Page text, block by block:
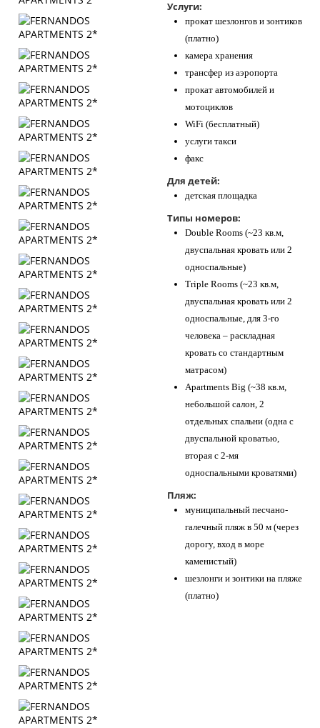
Услуги:
прокат шезлонгов и зонтиков
(платно)
камера хранения
трансфер из аэропорта
прокат автомобилей и
мотоциклов
WiFi (бесплатный)
услуги такси
факс
Для детей:
детская площадка
Типы номеров:
Double Rooms (~23 кв.м,
двуспальная кровать или 2
односпальные)
Triple Rooms (~23 кв.м,
двуспальная кровать или 2
односпальные, для 3-го
человека – раскладная
кровать со стандартным
матрасом)
Apartments Big (~38 кв.м,
небольшой салон, 2
отдельных спальни (одна с
двуспальной кроватью,
вторая с 2-мя
односпальными кроватями)
Пляж:
муниципальный песчано-
галечный пляж в 50 м (через
дорогу, вход в море
каменистый)
шезлонги и зонтики на пляже
(платно)